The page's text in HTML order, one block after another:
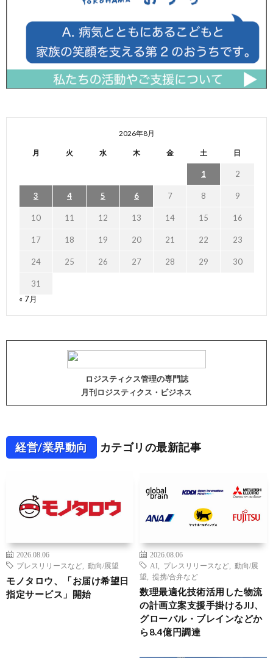
2026年8月
月 火 水 木 金 土 日
1 2
3 4 5 6 7 8 9
10 11 12 13 14 15 16
17 18 19 20 21 22 23
24 25 26 27 28 29 30
31
« 7月
ロジスティクス管理の専門誌
月刊ロジスティクス・ビジネス
経営/業界動向 カテゴリの最新記事
2026.08.06
プレスリリースなど
動向/展望
モノタロウ、「お届け希望日
指定サービス」開始
2026.08.06
AI
プレスリリースなど
動向/展
望
提携/合弁など
数理最適化技術活用した物流
の計画立案支援手掛けるJIJ、
グローバル・ブレインなどか
ら8.4億円調達